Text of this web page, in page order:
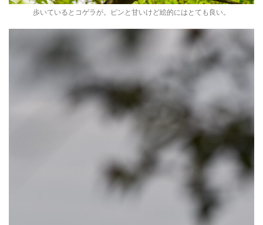
歩いているとコゲラが。ピンと甘いけど絵的にはとても良い。